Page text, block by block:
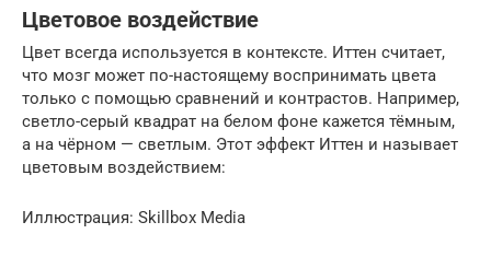
Цветовое воздействие
Цвет всегда используется в контексте. Иттен считает,
что мозг может по-настоящему воспринимать цвета
только с помощью сравнений и контрастов. Например,
светло-серый квадрат на белом фоне кажется тёмным,
а на чёрном — светлым. Этот эффект Иттен и называет
цветовым воздействием:
Иллюстрация: Skillbox Media